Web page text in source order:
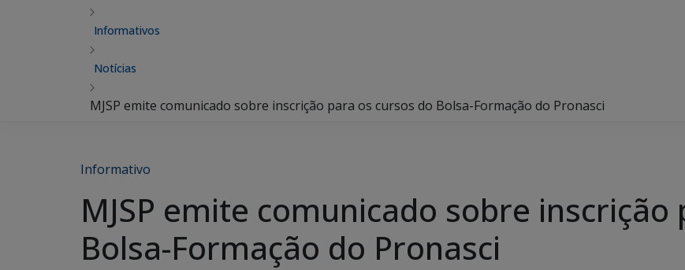
Informativos
Notícias
MJSP emite comunicado sobre inscrição para os cursos do Bolsa-Formação do Pronasci
Informativo
MJSP emite comunicado sobre
Bolsa-Formação do Pronasci